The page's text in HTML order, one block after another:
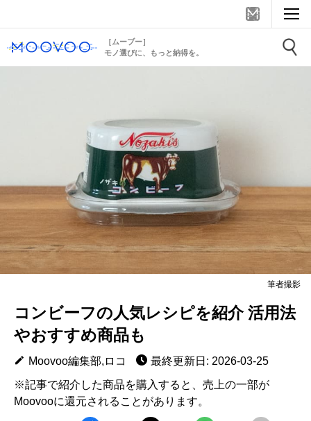
［ムーブー］
モノ選びに、もっと納得を。
筆者撮影
コンビーフの人気レシピを紹介 活用法
やおすすめ商品も
Moovoo編集部,ロコ
最終更新日: 2026-03-25
※記事で紹介した商品を購入すると、売上の一部が
Moovooに還元されることがあります。